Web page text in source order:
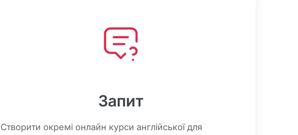
Запит
Створити окремі онлайн курси англійської для